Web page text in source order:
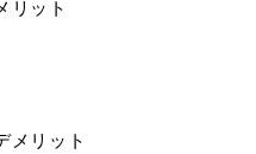
リット
メリット